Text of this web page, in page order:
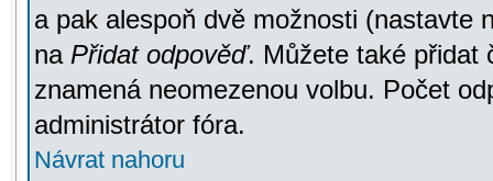
a pak alespoň dvě možnosti (nastavte
na Přidat odpověď. Můžete také přidat
znamená neomezenou volbu. Počet
administrátor fóra.
Návrat nahoru